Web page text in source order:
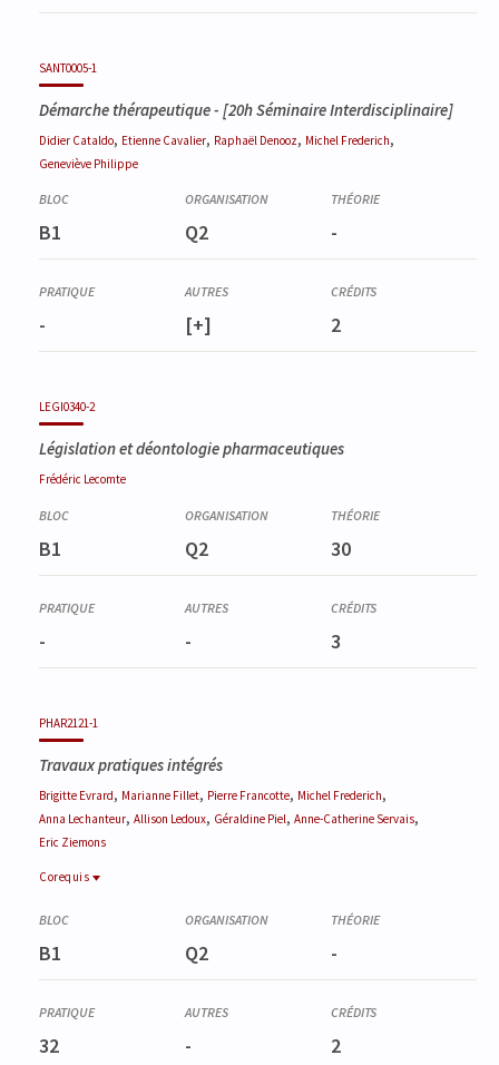
SANT0005-1
Démarche thérapeutique- [20h Séminaire Interdisciplinaire]
Didier Cataldo, Etienne Cavalier, Raphaël Denooz, Michel Frederich,
Geneviève Philippe
B1 Q2 -
- [+] 2
LEGI0340-2
Législation et déontologie pharmaceutiques
Frédéric Lecomte
B1 Q2 30
- - 3
PHAR2121-1
Travaux pratiques intégrés
Brigitte Evrard, Marianne Fillet, Pierre Francotte, Michel Frederich,
Anna Lechanteur, Allison Ledoux, Géraldine Piel, Anne-Catherine Servais,
Eric Ziemons
Corequis
Corequis
Technologie pharmaceutique et biopharmacie (partim II)
PHAR0343-3
Technologie pharmaceutique et biopharmacie (partim I)
Analyse des médicaments
B1 Q2 -
32 - 2